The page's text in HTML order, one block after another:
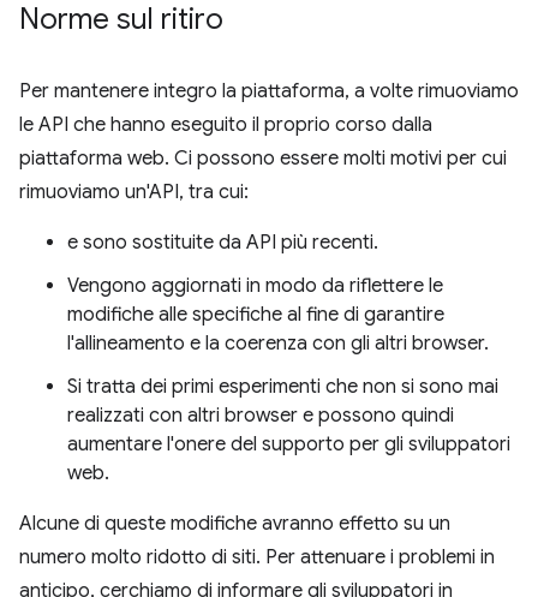
Norme sul ritiro
Per mantenere integro la piattaforma, a volte rimuoviamo
le API che hanno eseguito il proprio corso dalla
piattaforma web. Ci possono essere molti motivi per cui
rimuoviamo un'API, tra cui:
e sono sostituite da API più recenti.
Vengono aggiornati in modo da riflettere le
modifiche alle specifiche al fine di garantire
l'allineamento e la coerenza con gli altri browser.
Si tratta dei primi esperimenti che non si sono mai
realizzati con altri browser e possono quindi
aumentare l'onere del supporto per gli sviluppatori
web.
Alcune di queste modifiche avranno effetto su un
numero molto ridotto di siti. Per attenuare i problemi in
anticipo, cerchiamo di informare gli sviluppatori in